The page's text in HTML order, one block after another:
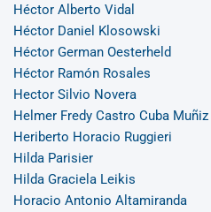
Héctor Alberto Vidal
Héctor Daniel Klosowski
Héctor German Oesterheld
Héctor Ramón Rosales
Hector Silvio Novera
Helmer Fredy Castro Cuba Muñiz
Heriberto Horacio Ruggieri
Hilda Parisier
Hilda Graciela Leikis
Horacio Antonio Altamiranda